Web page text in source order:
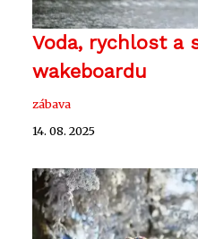
Voda, rychlost a
wakeboardu
zábava
14. 08. 2025